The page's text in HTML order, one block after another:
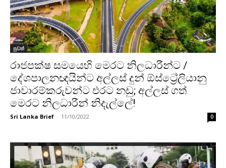
පුවත්
රාජපක්ෂ සමයෙහි මෙරට නිලධාරීන්ට /
දේශපාලනඥයින්ට අල්ලස් දුන් ඕස්ට්‍රේලියානු
ජාවාරම්කරුවන්ට එරට නඩු; අල්ලස් ගත්
මෙරට නිලධාරීන් නිදැල්ලේ!
Sri Lanka Brief - 11/10/2022 0